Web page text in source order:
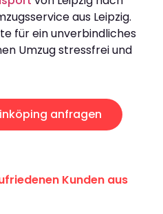
aus Leipzig.
für ein unverbindliches
Umzug stressfrei und
anfragen
Kunden aus